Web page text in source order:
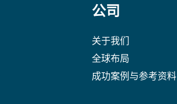
公司
关于我们
全球布局
成功案例与参考资料